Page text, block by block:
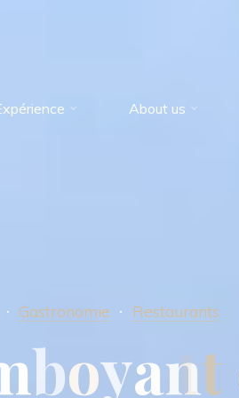
About us
Gastronomie Restaurants
boyant